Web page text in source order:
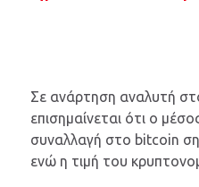
Σε ανάρτηση αναλυτή
επισημαίνεται ότι ο
συναλλαγή στο bitcoin
ενώ η τιμή του